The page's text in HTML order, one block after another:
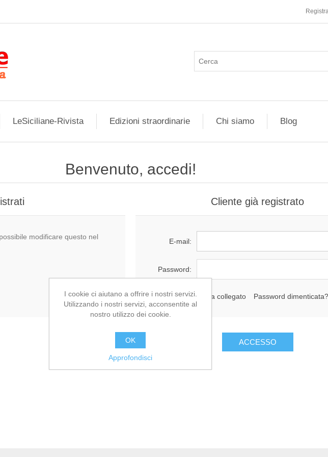
LeSiciliane-Rivista Edizioni straordinarie Chi siamo Blog
Benvenuto, accedi!
modificare questo nel
Cliente già registrato
E-mail:
Password:
Resta collegato Password dimenticata?
I cookie ci aiutano a offrire i nostri servizi.
Utilizzando i nostri servizi, acconsentite al
nostro utilizzo dei cookie.
OK
Approfondisci